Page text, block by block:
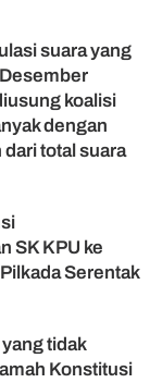
suara yang
koalisi
dengan
total suara
SK KPU ke
Serentak
tidak
Konstitusi